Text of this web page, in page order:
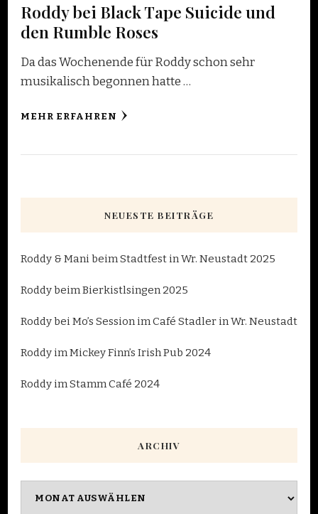
Roddy bei Black Tape Suicide und
den Rumble Roses
Da das Wochenende für Roddy schon sehr
musikalisch begonnen hatte …
MEHR ERFAHREN
NEUESTE BEITRÄGE
Roddy & Mani beim Stadtfest in Wr. Neustadt 2025
Roddy beim Bierkistlsingen 2025
Roddy bei Mo’s Session im Café Stadler in Wr. Neustadt
Roddy im Mickey Finn’s Irish Pub 2024
Roddy im Stamm Café 2024
ARCHIV